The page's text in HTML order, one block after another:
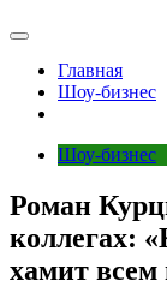
Главная
Шоу-бизнес
Шоу-бизнес
Роман
коллегах:
хамит всем